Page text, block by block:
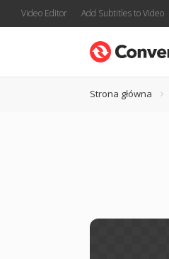
Video Editor Add Subtitles to Video
Strona główna